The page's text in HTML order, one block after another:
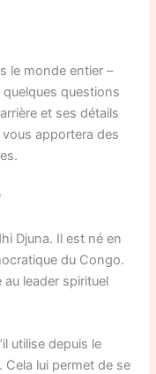
le monde entier –
questions
et ses détails
apportera des
Djuna. Il est né en
du Congo.
leader spirituel
utilise depuis le
Cela lui permet de se